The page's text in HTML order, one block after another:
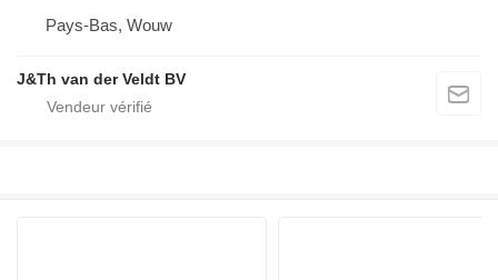
Pays-Bas, Wouw
J&Th van der Veldt BV